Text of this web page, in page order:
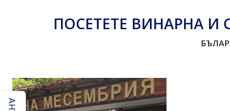
ПОСЕТЕТЕ ВИНАРНА И